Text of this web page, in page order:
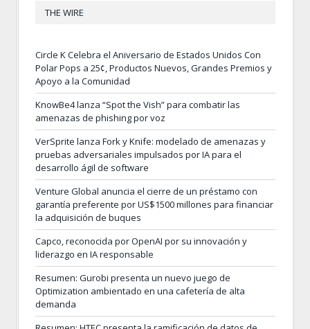
THE WIRE
Circle K Celebra el Aniversario de Estados Unidos Con
Polar Pops a 25¢, Productos Nuevos, Grandes Premios y
Apoyo a la Comunidad
KnowBe4 lanza “Spot the Vish” para combatir las
amenazas de phishing por voz
VerSprite lanza Fork y Knife: modelado de amenazas y
pruebas adversariales impulsados por IA para el
desarrollo ágil de software
Venture Global anuncia el cierre de un préstamo con
garantía preferente por US$1500 millones para financiar
la adquisición de buques
Capco, reconocida por OpenAI por su innovación y
liderazgo en IA responsable
Resumen: Gurobi presenta un nuevo juego de
Optimization ambientado en una cafetería de alta
demanda